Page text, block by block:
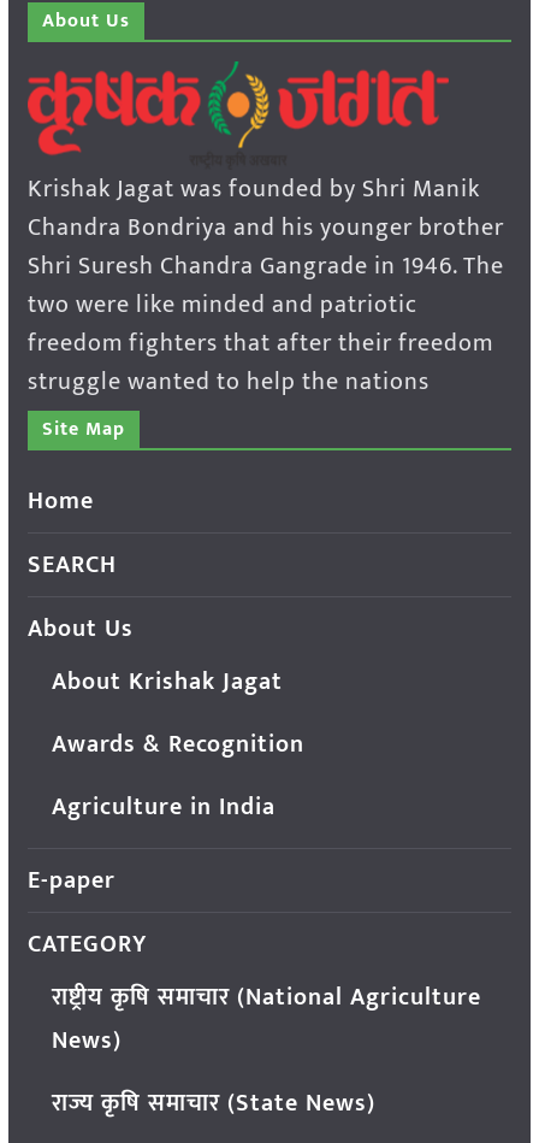
About Us
Krishak Jagat was founded by Shri Manik
Chandra Bondriya and his younger brother
Shri Suresh Chandra Gangrade in 1946. The
two were like minded and patriotic
freedom fighters that after their freedom
struggle wanted to help the nations
Site Map
Home
SEARCH
About Us
About Krishak Jagat
Awards & Recognition
Agriculture in India
E-paper
CATEGORY
राष्ट्रीय कृषि समाचार (National Agriculture
News)
राज्य कृषि समाचार (State News)